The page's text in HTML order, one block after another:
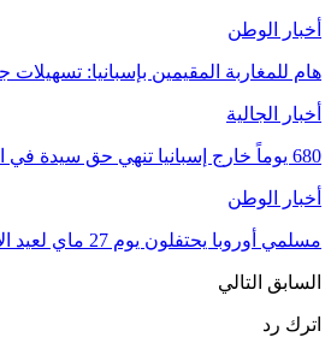
أخبار الوطن
هام للمغاربة المقيمين بإسبانيا: تسهيلات
أخبار الجالية
680 يوماً خارج إسبانيا تنهي حق سيدة في المساعدات الاجتماعية وتُلزمها بإعادة 33 ألف…
أخبار الوطن
مسلمي أوروبا يحتفلون يوم 27 ماي لعيد الأضحى
السابق التالي
اترك رد